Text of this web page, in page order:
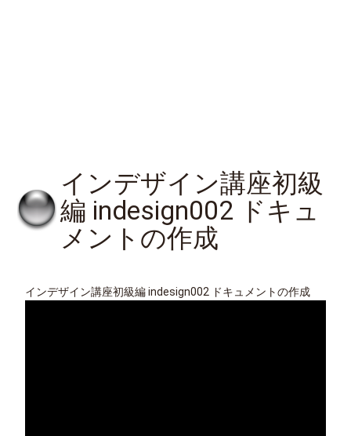
インデザイン講座初級
編 indesign002 ドキュ
メントの作成
インデザイン講座初級編 indesign002 ドキュメントの作成